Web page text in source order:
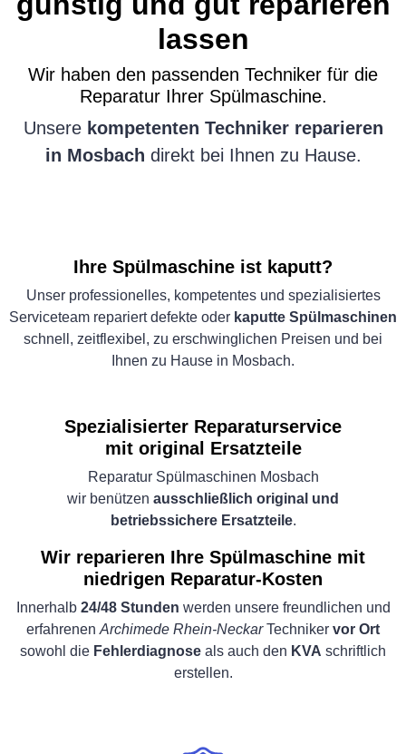
lassen
Wir haben den passenden Techniker für die
Reparatur Ihrer Spülmaschine.
Unsere kompetenten Techniker reparieren
in Mosbach direkt bei Ihnen zu Hause.
Ihre Spülmaschine ist kaputt?
Unser professionelles, kompetentes und spezialisiertes
Serviceteam repariert defekte oder kaputte Spülmaschinen
schnell, zeitflexibel, zu erschwinglichen Preisen und bei
Ihnen zu Hause in Mosbach.
Spezialisierter Reparaturservice
mit original Ersatzteile
Reparatur Spülmaschinen Mosbach
wir benützen ausschließlich original und
betriebssichere Ersatzteile.
Wir reparieren Ihre Spülmaschine mit
niedrigen Reparatur-Kosten
Innerhalb 24/48 Stunden werden unsere freundlichen und
erfahrenen Archimede Rhein-NeckarTechniker vor Ort
sowohl die Fehlerdiagnose als auch den KVA schriftlich
erstellen.